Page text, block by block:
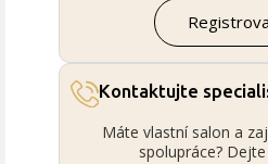
Kontaktujte
Máte vlastní salon a
spolupráce?